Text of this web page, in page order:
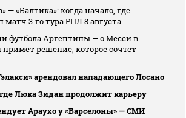
— «Балтика»: когда начало, где
3‑го тура РПЛ 8 августа
футбола Аргентины — о Месси в
примет решение, которое сочтет
арендовал нападающего Лосано
Люка Зидан продолжит карьеру
Араухо у «Барселоны» — СМИ